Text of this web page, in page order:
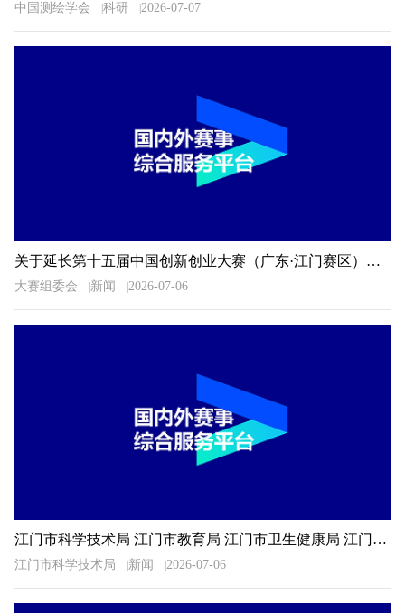
中国测绘学会 科研 2026-07-07
关于延长第十五届中国创新创业大赛（广东·江门赛区）暨2026年江门市“科技杯”创新创业大赛报名时间的通知
大赛组委会 新闻 2026-07-06
江门市科学技术局 江门市教育局 江门市卫生健康局 江门市科学技术协会关于公布2026年广东省科普讲解大赛江门选拔赛决赛入围选手名单的通知
江门市科学技术局 新闻 2026-07-06